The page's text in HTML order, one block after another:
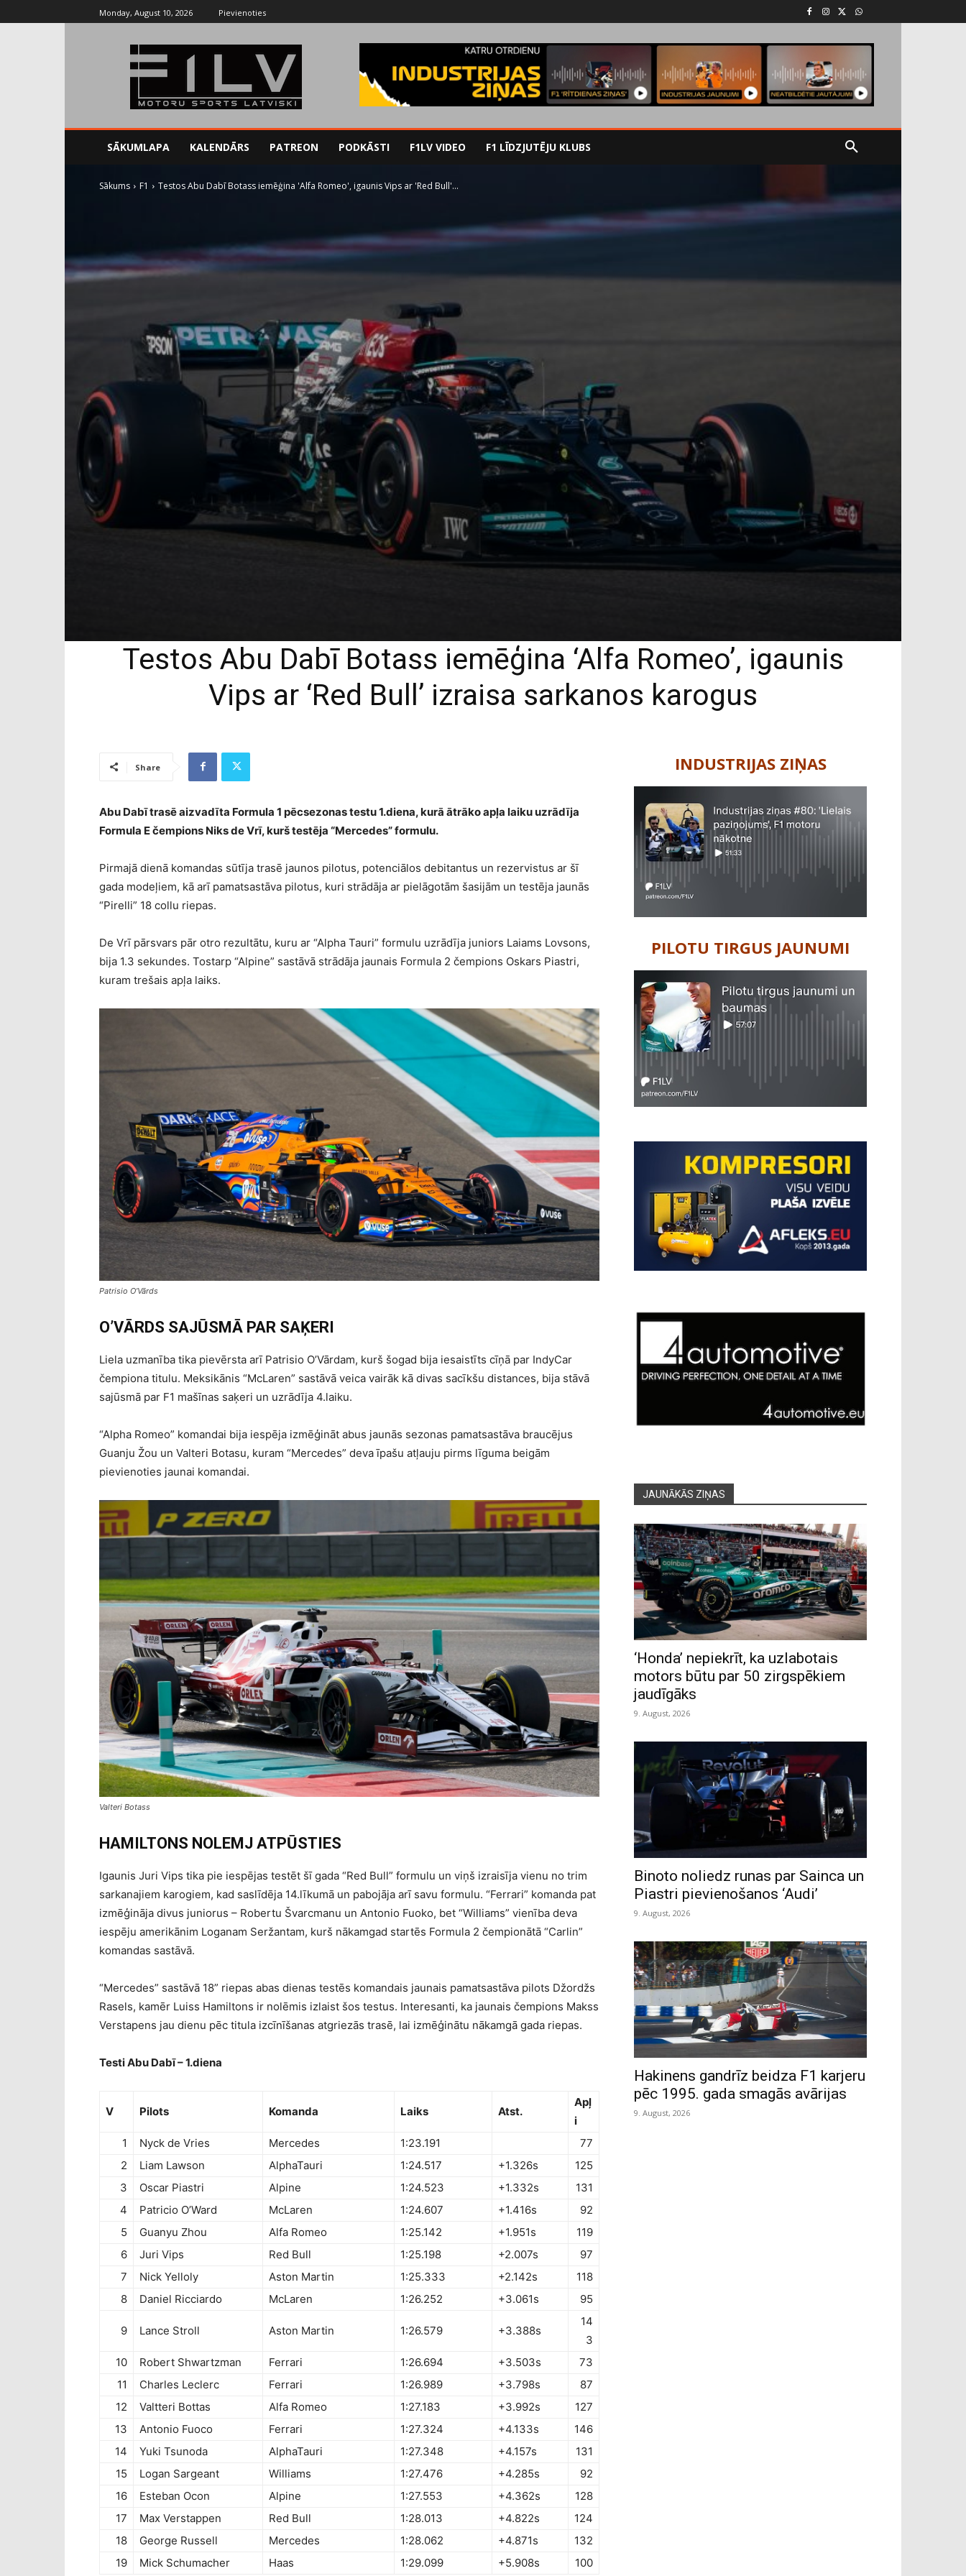
Monday, August 10, 2026 Pievienoties
SĀKUMLAPA KALENDĀRS PATREON PODKĀSTI F1LV VIDEO F1 LĪDZJUTĒJU KLUBS
Sākums F1 Testos Abu Dabī Botass iemēģina 'Alfa Romeo', igaunis Vips ar 'Red Bull'...
Testos Abu Dabī Botass iemēģina ‘Alfa Romeo’, igaunis
Vips ar ‘Red Bull’ izraisa sarkanos karogus
Share
Abu Dabī trasē aizvadīta Formula 1 pēcsezonas testu 1.diena, kurā ātrāko apļa laiku uzrādīja
Formula E čempions Niks de Vrī, kurš testēja “Mercedes” formulu.
Pirmajā dienā komandas sūtīja trasē jaunos pilotus, potenciālos debitantus un rezervistus ar šī
gada modeļiem, kā arī pamatsastāva pilotus, kuri strādāja ar pielāgotām šasijām un testēja jaunās
“Pirelli” 18 collu riepas.
De Vrī pārsvars pār otro rezultātu, kuru ar “Alpha Tauri” formulu uzrādīja juniors Laiams Lovsons,
bija 1.3 sekundes. Tostarp “Alpine” sastāvā strādāja jaunais Formula 2 čempions Oskars Piastri,
kuram trešais apļa laiks.
Patrisio O’Vārds
O’VĀRDS SAJŪSMĀ PAR SAĶERI
Liela uzmanība tika pievērsta arī Patrisio O’Vārdam, kurš šogad bija iesaistīts cīņā par IndyCar
čempiona titulu. Meksikānis “McLaren” sastāvā veica vairāk kā divas sacīkšu distances, bija stāvā
sajūsmā par F1 mašīnas saķeri un uzrādīja 4.laiku.
“Alpha Romeo” komandai bija iespēja izmēģināt abus jaunās sezonas pamatsastāva braucējus
Guanju Žou un Valteri Botasu, kuram “Mercedes” deva īpašu atļauju pirms līguma beigām
pievienoties jaunai komandai.
Valteri Botass
HAMILTONS NOLEMJ ATPŪSTIES
Igaunis Juri Vips tika pie iespējas testēt šī gada “Red Bull” formulu un viņš izraisīja vienu no trim
sarkanajiem karogiem, kad saslīdēja 14.līkumā un pabojāja arī savu formulu. “Ferrari” komanda pat
izmēģināja divus juniorus – Robertu Švarcmanu un Antonio Fuoko, bet “Williams” vienība deva
iespēju amerikānim Loganam Seržantam, kurš nākamgad startēs Formula 2 čempionātā “Carlin”
komandas sastāvā.
“Mercedes” sastāvā 18” riepas abas dienas testēs komandais jaunais pamatsastāva pilots Džordžs
Rasels, kamēr Luiss Hamiltons ir nolēmis izlaist šos testus. Interesanti, ka jaunais čempions Makss
Verstapens jau dienu pēc titula izcīnīšanas atgriezās trasē, lai izmēģinātu nākamgā gada riepas.
Testi Abu Dabī – 1.diena
V Pilots Komanda Laiks Atst.
Apļ
i
1
Nyck de Vries Mercedes 1:23.191
77
2
Liam Lawson AlphaTauri 1:24.517 +1.326s
125
3
Oscar Piastri Alpine 1:24.523 +1.332s
131
4
Patricio O’Ward McLaren 1:24.607 +1.416s
92
5
Guanyu Zhou Alfa Romeo 1:25.142 +1.951s
119
6
Juri Vips Red Bull 1:25.198 +2.007s
97
7
Nick Yelloly Aston Martin 1:25.333 +2.142s
118
8
Daniel Ricciardo McLaren 1:26.252 +3.061s 95
9 Lance Stroll Aston Martin 1:26.579 +3.388s
14
3
10
Robert Shwartzman Ferrari 1:26.694 +3.503s
73
11
Charles Leclerc Ferrari 1:26.989 +3.798s
87
12
Valtteri Bottas Alfa Romeo 1:27.183 +3.992s
127
13
Antonio Fuoco Ferrari 1:27.324 +4.133s
146
14
Yuki Tsunoda AlphaTauri 1:27.348 +4.157s
131
15
Logan Sargeant Williams 1:27.476 +4.285s
92
16
Esteban Ocon Alpine 1:27.553 +4.362s
128
17
Max Verstappen Red Bull 1:28.013 +4.822s
124
18
George Russell Mercedes 1:28.062 +4.871s
132
19
Mick Schumacher Haas 1:29.099 +5.908s 100
INDUSTRIJAS ZIŅAS
PILOTU TIRGUS JAUNUMI
JAUNĀKĀS ZIŅAS
‘Honda’ nepiekrīt, ka uzlabotais
motors būtu par 50 zirgspēkiem
jaudīgāks
9. August, 2026
Binoto noliedz runas par Sainca un
Piastri pievienošanos ‘Audi’
9. August, 2026
Hakinens gandrīz beidza F1 karjeru
pēc 1995. gada smagās avārijas
9. August, 2026